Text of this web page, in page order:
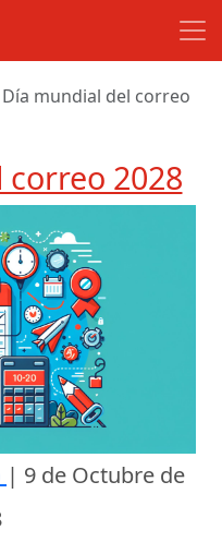
Día mundial del correo
2028
| 9 de Octubre de